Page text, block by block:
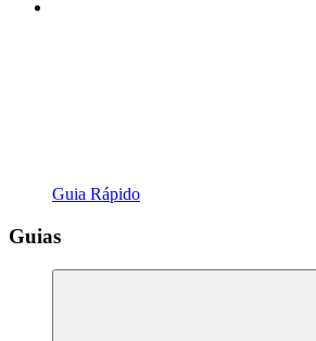
Guia Rápido
Guias